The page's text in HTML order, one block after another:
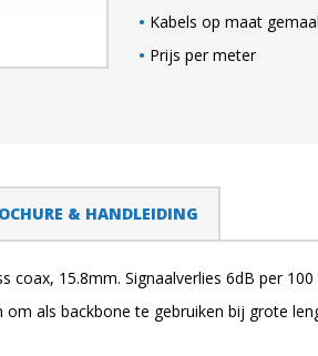
Kabels op maat
Prijs per meter
& HANDLEIDING
coax, 15.8mm. Signaalverlies 6dB per
als backbone te gebruiken bij grote